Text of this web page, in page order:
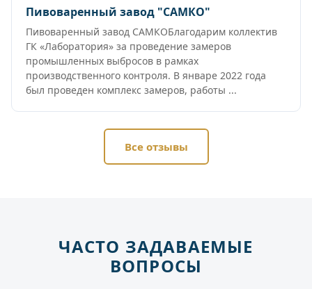
Пивоваренный завод "САМКО"
Пивоваренный завод САМКОБлагодарим коллектив
ГК «Лаборатория» за проведение замеров
промышленных выбросов в рамках
производственного контроля. В январе 2022 года
был проведен комплекс замеров, работы ...
Все отзывы
ЧАСТО ЗАДАВАЕМЫЕ
ВОПРОСЫ